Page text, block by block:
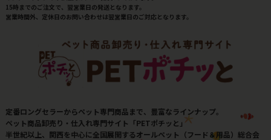
15時までのご注文で、翌営業日の発送となります。
営業時間外、定休日のお問い合わせは翌営業日のご対応となります。
定番ロングセラーからペット専門商品まで、豊富なラインナップ。
ペット商品卸売り・仕入れ専門サイト「PETポチッと」
半世紀以上、関西を中心に全国展開するオールペット（フード＆用品）総合会